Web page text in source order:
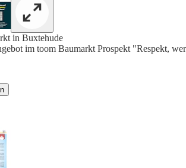
in Buxtehude
im toom Baumarkt Prospekt "Respekt,